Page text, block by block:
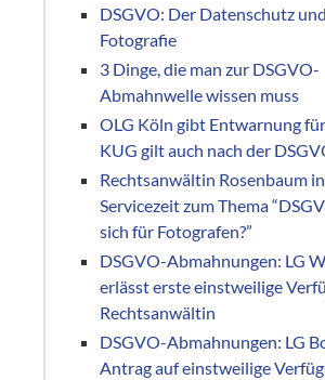
DSGVO: Der Datenschutz
Fotografie
3 Dinge, die man zur DSGVO-
Abmahnwelle wissen muss
OLG Köln gibt Entwarnung
KUG gilt auch nach der
Rechtsanwältin Rosenbaum
Servicezeit zum Thema
sich für Fotografen?”
DSGVO-Abmahnungen: LG
erlässt erste einstweilige
Rechtsanwältin
DSGVO-Abmahnungen: LG
Antrag auf einstweilige